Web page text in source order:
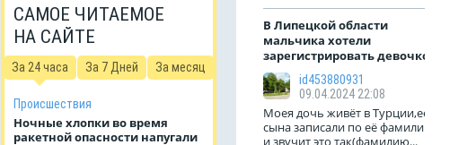
САМОЕ ЧИТАЕМОЕ
НА САЙТЕ
За 24 часа За 7 Дней За месяц
Происшествия
Ночные хлопки во время
ракетной опасности напугали
В Липецкой области
мальчика хотели
зарегистрировать девочкой
id453880931
09.04.2024 22:08
Моея дочь живёт в Турции,её
сына записали по её фамилии
и звучит это так(фамилию...